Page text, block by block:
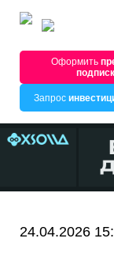
Оформить
Запрос
24.04.2026